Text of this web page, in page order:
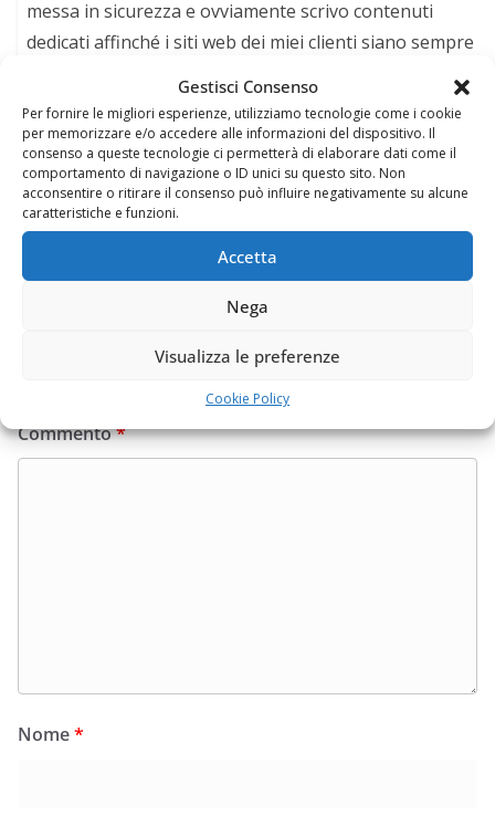
Gestisci Consenso
Per fornire le migliori esperienze, utilizziamo tecnologie come i cookie
per memorizzare e/o accedere alle informazioni del dispositivo. Il
consenso a queste tecnologie ci permetterà di elaborare dati come il
comportamento di navigazione o ID unici su questo sito. Non
acconsentire o ritirare il consenso può influire negativamente su alcune
caratteristiche e funzioni.
Accetta
Nega
Visualizza le preferenze
Cookie Policy
messa in sicurezza e ovviamente scrivo contenuti
dedicati affinché i siti web dei miei clienti siano sempre
concorrenza. Seguimi sul mio profilo Facebook:
https://www.facebook.com/balsamofelice
Lascia un commento
obbligatori sono contrassegnati*
Commento*
Nome*